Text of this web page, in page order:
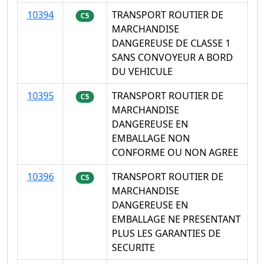
10394
C5
TRANSPORT ROUTIER DE
MARCHANDISE
DANGEREUSE DE CLASSE 1
SANS CONVOYEUR A BORD
DU VEHICULE
10395
C5
TRANSPORT ROUTIER DE
MARCHANDISE
DANGEREUSE EN
EMBALLAGE NON
CONFORME OU NON AGREE
10396
C5
TRANSPORT ROUTIER DE
MARCHANDISE
DANGEREUSE EN
EMBALLAGE NE PRESENTANT
PLUS LES GARANTIES DE
SECURITE